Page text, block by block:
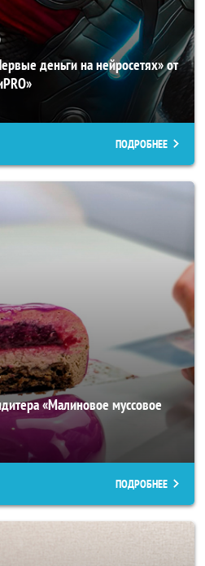
деньги на нейросетях» от
ПОДРОБНЕЕ
«Малиновое муссовое
ПОДРОБНЕЕ